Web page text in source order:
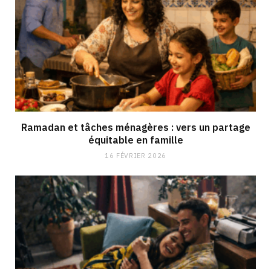
Ramadan et tâches ménagères : vers un partage
équitable en famille
16 FÉVRIER 2026